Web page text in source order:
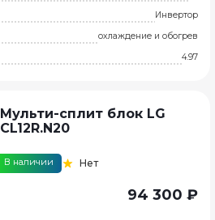
Инвертор
охлаждение и обогрев
4.97
Мульти-сплит блок LG
CL12R.N20
В наличии Нет
94 300 ₽